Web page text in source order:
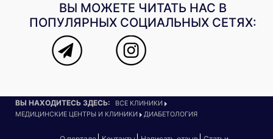
ВЫ МОЖЕТЕ ЧИТАТЬ НАС В
ПОПУЛЯРНЫХ СОЦИАЛЬНЫХ СЕТЯХ:
ВЫ НАХОДИТЕСЬ ЗДЕСЬ:
ВСЕ КЛИНИКИ
МЕДИЦИНСКИЕ ЦЕНТРЫ И КЛИНИКИ
ДИАБЕТОЛОГИЯ